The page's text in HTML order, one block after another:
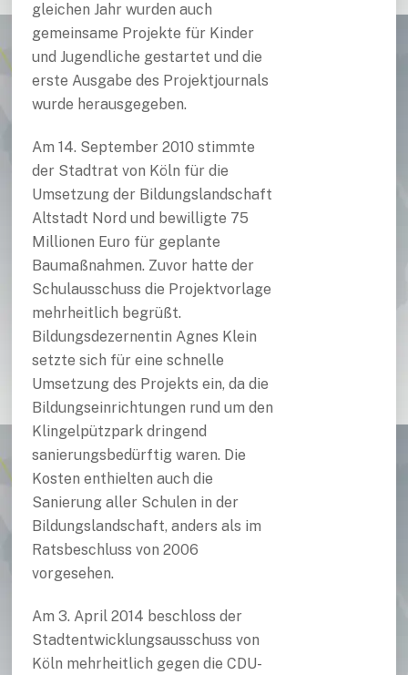
gleichen Jahr wurden auch
gemeinsame Projekte für Kinder
und Jugendliche gestartet und die
erste Ausgabe des Projektjournals
wurde herausgegeben.
Am 14. September 2010 stimmte
der Stadtrat von Köln für die
Umsetzung der Bildungslandschaft
Altstadt Nord und bewilligte 75
Millionen Euro für geplante
Baumaßnahmen. Zuvor hatte der
Schulausschuss die Projektvorlage
mehrheitlich begrüßt.
Bildungsdezernentin Agnes Klein
setzte sich für eine schnelle
Umsetzung des Projekts ein, da die
Bildungseinrichtungen rund um den
Klingelpützpark dringend
sanierungsbedürftig waren. Die
Kosten enthielten auch die
Sanierung aller Schulen in der
Bildungslandschaft, anders als im
Ratsbeschluss von 2006
vorgesehen.
Am 3. April 2014 beschloss der
Stadtentwicklungsausschuss von
Köln mehrheitlich gegen die CDU-